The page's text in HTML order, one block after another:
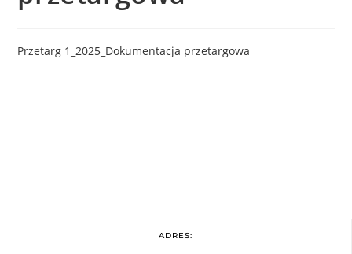
Przetarg 1_2025_Dokumentacja przetargowa
ADRES: